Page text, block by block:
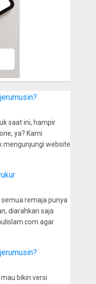
saat ini, hampir
ya? Kami
mengunjungi website
remaja punya
diarahkan saja
agar
bikin versi